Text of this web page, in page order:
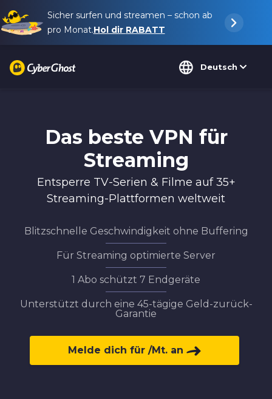
Sicher surfen und streamen – schon ab
pro Monat.Hol dir RABATT
Deutsch
Das beste VPN für
Streaming
Entsperre TV-Serien & Filme auf 35+
Streaming-Plattformen weltweit
Blitzschnelle Geschwindigkeit ohne Buffering
Für Streaming optimierte Server
1 Abo schützt 7 Endgeräte
Unterstützt durch eine 45-tägige Geld-zurück-
Garantie
Melde dich für /Mt. an